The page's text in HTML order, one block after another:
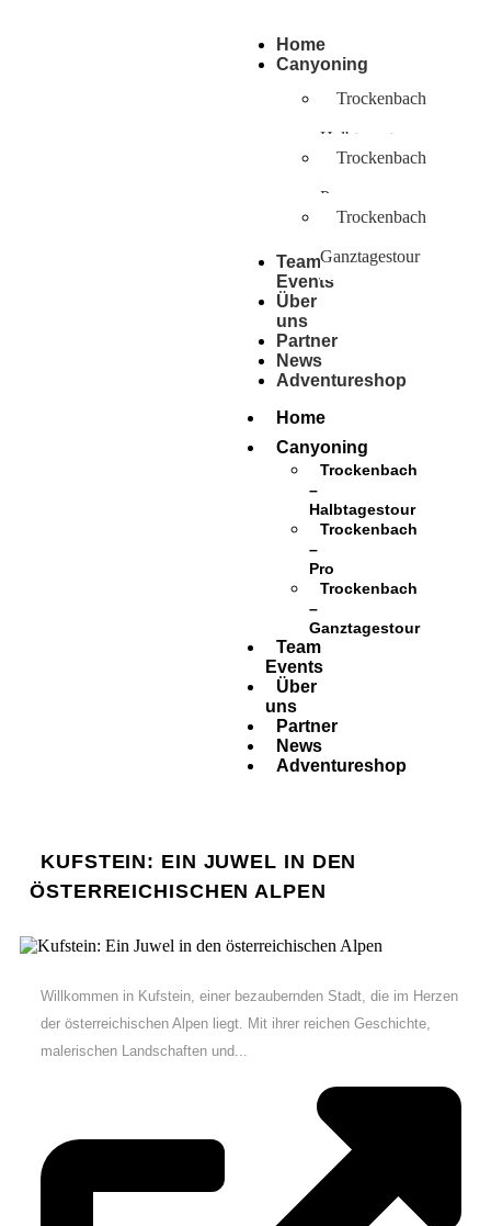
Home
Canyoning
Trockenbach
Halbtagestour
Trockenbach
Pro
Trockenbach
Ganztagestour
Team
Events
Über
uns
Partner
News
Adventureshop
Home
Canyoning
Trockenbach
–
Halbtagestour
Trockenbach
–
Pro
Trockenbach
–
Ganztagestour
Team
Events
Über
uns
Partner
News
Adventureshop
KUFSTEIN: EIN JUWEL IN DEN
ÖSTERREICHISCHEN ALPEN
Willkommen in Kufstein, einer bezaubernden Stadt, die im Herzen
der österreichischen Alpen liegt. Mit ihrer reichen Geschichte,
malerischen Landschaften und...